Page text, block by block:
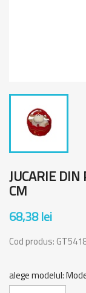
JUCARIE
CM
68,38 lei
Cod produs:
alege modelul: